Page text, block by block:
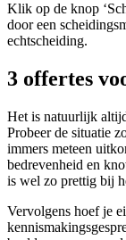
Klik op de knop
door een
echtscheiding.
3 offertes
Het is natuurlijk
Probeer de situatie
immers meteen
bedrevenheid en
is wel zo prettig bij
Vervolgens hoef je